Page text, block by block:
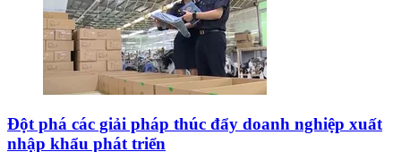
Đột phá các giải pháp thúc đẩy doanh nghiệp xuất
nhập khẩu phát triển